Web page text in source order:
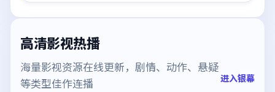
高清影视热播
海量影视资源在线更新，剧情、动作、悬疑
等类型佳作连播
进入银幕